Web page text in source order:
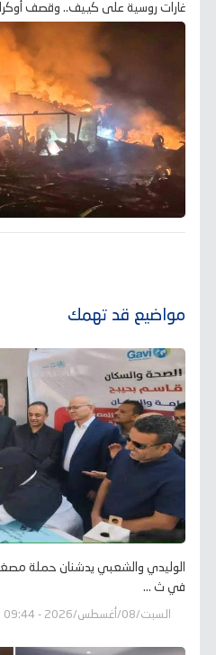
غارات روسية على كييف.. وقصف
مواضيع قد تهمك
الوليدي والشعبي يدشنان حملة
في ث ...
السبت/08/أغسطس/2026 - 09:44 م